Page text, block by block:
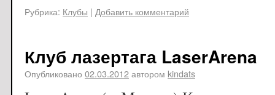
Рубрика: Клубы | Добавить комментарий
Клуб лазертага LaserArena
Опубликовано 02.03.2012автором kindats